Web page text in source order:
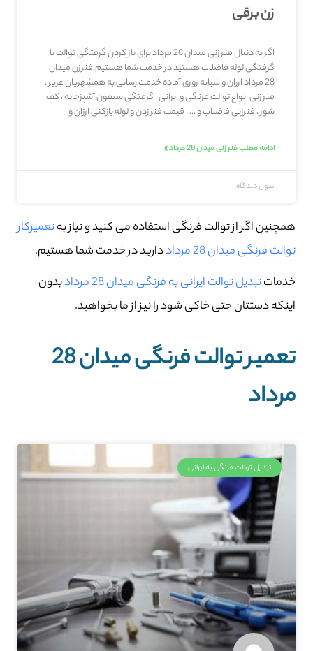
زن برقی
اگر به دنبال فنر زنی میدان 28 مرداد برای باز کردن گرفتگی توالت یا
گرفتگی لوله فاضلاب هستید در خدمت شما هستیم.فنرزن میدان
28 مرداد ارزان و شبانه روزی آماده خدمت رسانی به همشهریان عزیز .
فنر زنی انواع توالت فرنگی و ایرانی ، گرفتگی سیفون آشپزخانه ، کف
شور ، فنرزنی فاضلاب و … . قیمت فنر زدن و لوله بازکنی ارزان و
ادامه مطلب فنر زنی میدان 28 مرداد »
بدون دیدگاه
همچنین اگر از توالت فرنگی استفاده می کنید و نیاز بهتعمیرکار
توالت فرنگی میدان 28 مرداد
دارید در خدمت شما هستیم.
خدماتتبدیل توالت ایرانی به فرنگی میدان 28 مرداد
بدون
اینکه دستتان حتی خاکی شود را نیز از ما بخواهید.
تعمیر توالت فرنگی میدان 28
مرداد
تبدیل توالت فرنگی به ایرانی